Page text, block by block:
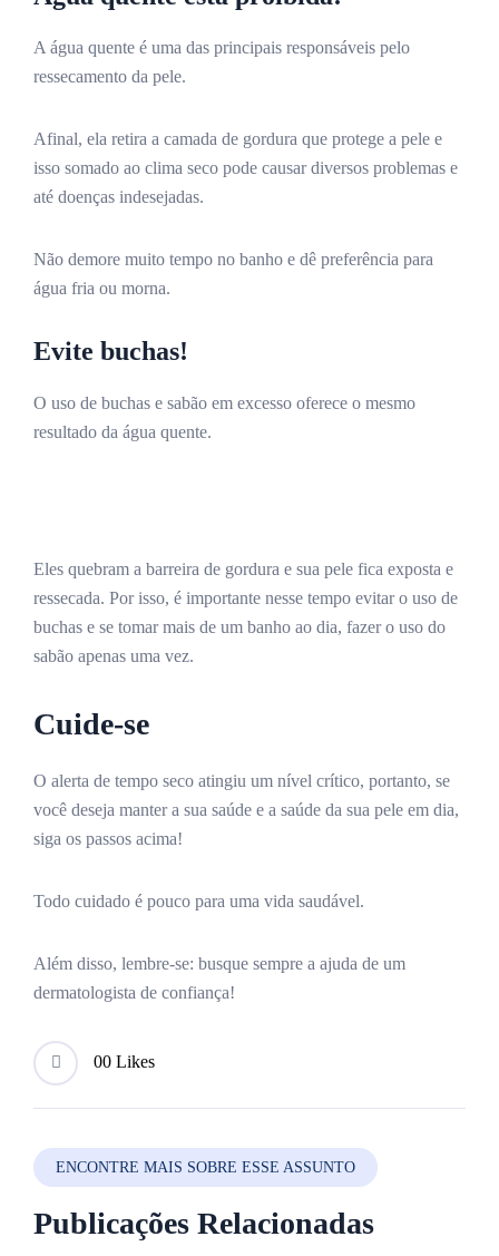
A água quente é uma das principais responsáveis pelo
ressecamento da pele.
Afinal, ela retira a camada de gordura que protege a pele e
isso somado ao clima seco pode causar diversos problemas e
até doenças indesejadas.
Não demore muito tempo no banho e dê preferência para
água fria ou morna.
Evite buchas!
O uso de buchas e sabão em excesso oferece o mesmo
resultado da água quente.
Eles quebram a barreira de gordura e sua pele fica exposta e
ressecada. Por isso, é importante nesse tempo evitar o uso de
buchas e se tomar mais de um banho ao dia, fazer o uso do
sabão apenas uma vez.
Cuide-se
O alerta de tempo seco atingiu um nível crítico, portanto, se
você deseja manter a sua saúde e a saúde da sua pele em dia,
siga os passos acima!
Todo cuidado é pouco para uma vida saudável.
Além disso, lembre-se: busque sempre a ajuda de um
dermatologista de confiança!
00 Likes
ENCONTRE MAIS SOBRE ESSE ASSUNTO
Publicações Relacionadas